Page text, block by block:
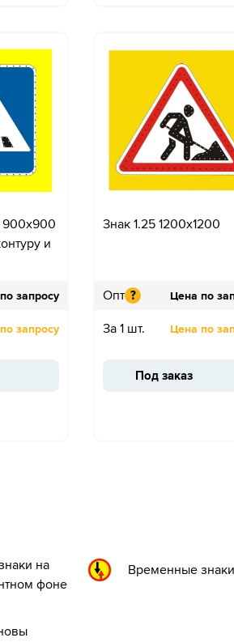
900x900
и
запросу
запросу
Знак 1.25 1200x1200
Опт ? Цена по
За 1 шт. Цена по
Под заказ
на
фоне
Временные знаки